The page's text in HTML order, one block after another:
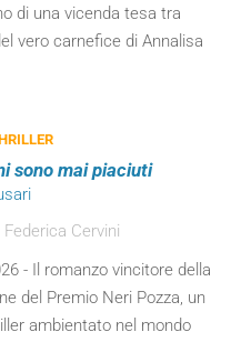
di una vicenda tesa tra
vero carnefice di Annalisa
sono mai piaciuti
Cervini
- Il romanzo vincitore della
del Premio Neri Pozza, un
ambientato nel mondo